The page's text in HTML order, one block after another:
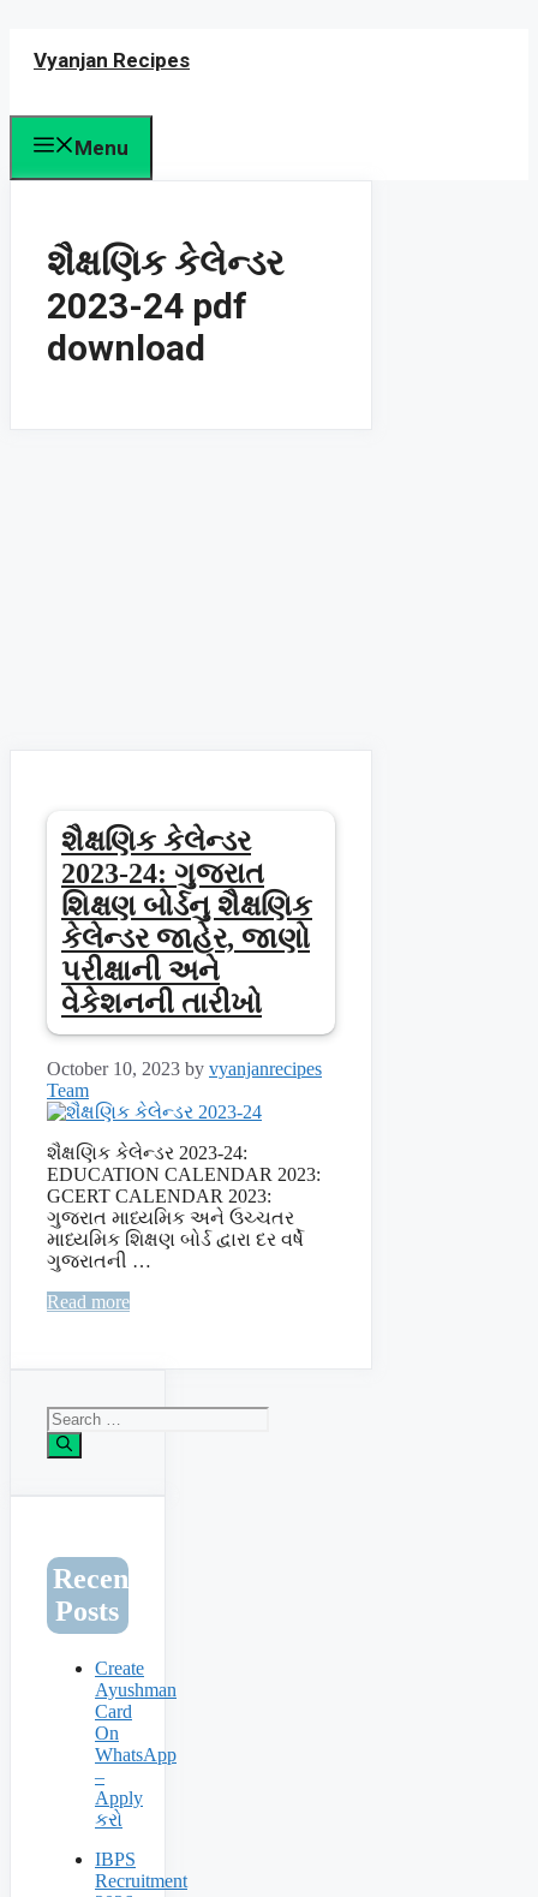
Vyanjan Recipes
Menu
શૈક્ષણિક કેલેન્ડર
2023-24 pdf
download
શૈક્ષણિક કેલેન્ડર
2023-24: ગુજરાત
શિક્ષણ બોર્ડનુ શૈક્ષણિક
કેલેન્ડર જાહેર, જાણો
પરીક્ષાની અને
વેકેશનની તારીખો
October 10, 2023 by vyanjanrecipes
Team
શૈક્ષણિક કેલેન્ડર 2023-24:
EDUCATION CALENDAR 2023:
GCERT CALENDAR 2023:
ગુજરાત માધ્યમિક અને ઉચ્ચતર
માધ્યમિક શિક્ષણ બોર્ડ દ્વારા દર વર્ષે
ગુજરાતની …
Read more
Search
for:
Recent
Posts
Create
Ayushman
Card
On
WhatsApp
–
Apply
કરો
IBPS
Recruitment